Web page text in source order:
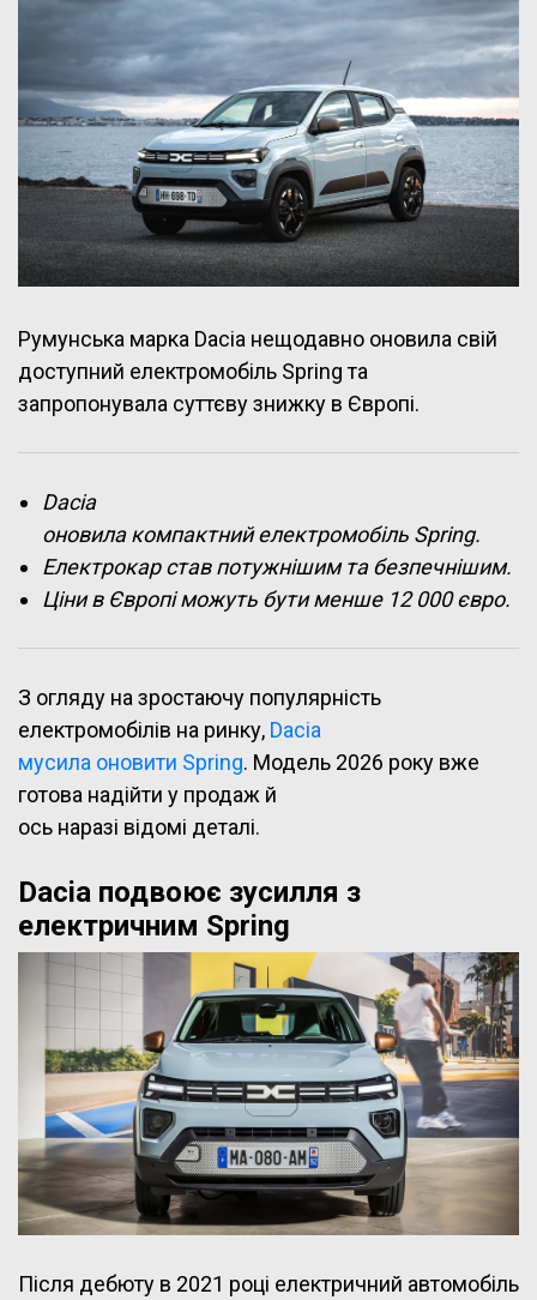
Румунська марка Dacia нещодавно оновила свій
доступний електромобіль Spring та
запропонувала суттєву знижку в Європі.
Dacia
оновила компактний електромобіль Spring.
Електрокар став потужнішим та безпечнішим.
Ціни в Європі можуть бути менше 12 000 євро.
З огляду на зростаючу популярність
електромобілів на ринку, Dacia
мусила оновити Spring. Модель 2026 року вже
готова надійти у продаж й
ось наразі відомі деталі.
Dacia подвоює зусилля з
електричним Spring
Після дебюту в 2021 році електричний автомобіль